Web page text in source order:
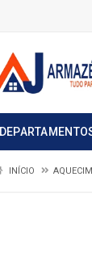
INÍCIO